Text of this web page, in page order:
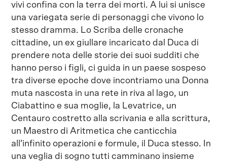
vivi confina con la terra dei morti. A lui si unisce
una variegata serie di personaggi che vivono lo
stesso dramma. Lo Scriba delle cronache
cittadine, un ex giullare incaricato dal Duca di
prendere nota delle storie dei suoi sudditi che
hanno perso i figli, ci guida in un paese sospeso
tra diverse epoche dove incontriamo una Donna
muta nascosta in una rete in riva al lago, un
Ciabattino e sua moglie, la Levatrice, un
Centauro costretto alla scrivania e alla scrittura,
un Maestro di Aritmetica che canticchia
all’infinito operazioni e formule, il Duca stesso. In
una veglia di sogno tutti camminano insieme